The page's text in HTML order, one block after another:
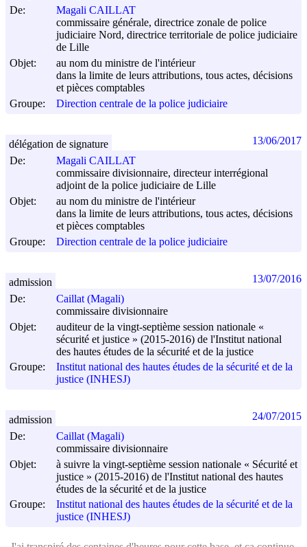
De:
Magali CAILLAT
commissaire générale, directrice zonale de police
judiciaire Nord, directrice territoriale de police judiciaire
de Lille
Objet:
au nom du ministre de l'intérieur
dans la limite de leurs attributions, tous actes, décisions
et pièces comptables
Groupe:
Direction centrale de la police judiciaire
De:
Magali CAILLAT
commissaire divisionnaire, directeur interrégional
adjoint de la police judiciaire de Lille
Objet:
au nom du ministre de l'intérieur
dans la limite de leurs attributions, tous actes, décisions
et pièces comptables
Groupe:
Direction centrale de la police judiciaire
délégation de signature 13/06/2017
De:
Caillat (Magali)
commissaire divisionnaire
Objet:
auditeur de la vingt-septième session nationale «
sécurité et justice » (2015-2016) de l'Institut national
des hautes études de la sécurité et de la justice
Groupe:
Institut national des hautes études de la sécurité et de la
justice (INHESJ)
admission 13/07/2016
De:
Caillat (Magali)
commissaire divisionnaire
Objet:
à suivre la vingt-septième session nationale « Sécurité et
justice » (2015-2016) de l'Institut national des hautes
études de la sécurité et de la justice
Groupe:
Institut national des hautes études de la sécurité et de la
justice (INHESJ)
admission 24/07/2015